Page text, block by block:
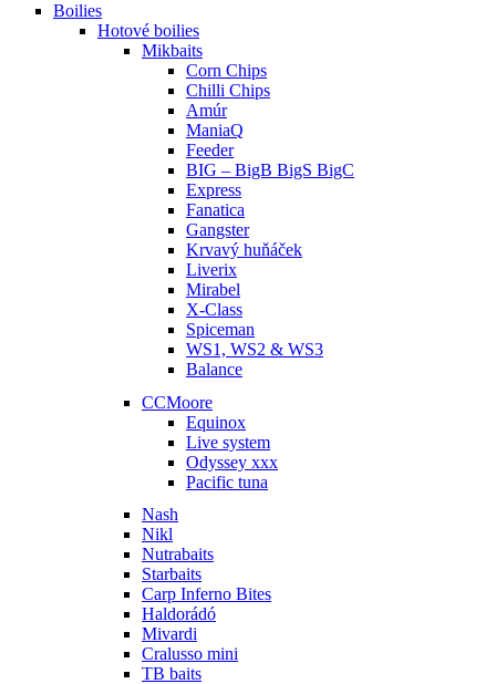
Boilies
Hotové boilies
Mikbaits
Corn Chips
Chilli Chips
Amúr
ManiaQ
Feeder
BIG – BigB BigS BigC
Express
Fanatica
Gangster
Krvavý huňáček
Liverix
Mirabel
X-Class
Spiceman
WS1, WS2 & WS3
Balance
CCMoore
Equinox
Live system
Odyssey xxx
Pacific tuna
Nash
Nikl
Nutrabaits
Starbaits
Carp Inferno Bites
Haldorádó
Mivardi
Cralusso mini
TB baits